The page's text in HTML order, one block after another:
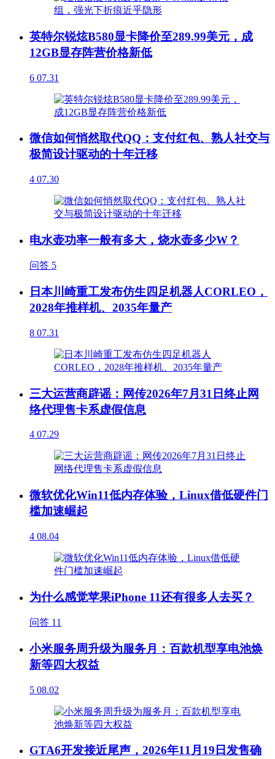
英特尔锐炫B580显卡降价至289.99美元，成
12GB显存阵营价格新低
6 07.31
微信如何悄然取代QQ：支付红包、熟人社交与
极简设计驱动的十年迁移
4 07.30
电水壶功率一般有多大，烧水壶多少W？
问答 5
日本川崎重工发布仿生四足机器人CORLEO，
2028年推样机、2035年量产
8 07.31
三大运营商辟谣：网传2026年7月31日终止网
络代理售卡系虚假信息
4 07.29
微软优化Win11低内存体验，Linux借低硬件门
槛加速崛起
4 08.04
为什么感觉苹果iPhone 11还有很多人去买？
问答 11
小米服务周升级为服务月：百款机型享电池焕
新等四大权益
5 08.02
GTA6开发接近尾声，2026年11月19日发售确